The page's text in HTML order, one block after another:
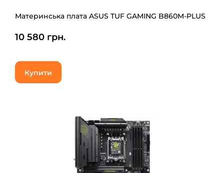
Материнська плата ASUS TUF GAMING B860M-PLUS
10 580 грн.
Купити